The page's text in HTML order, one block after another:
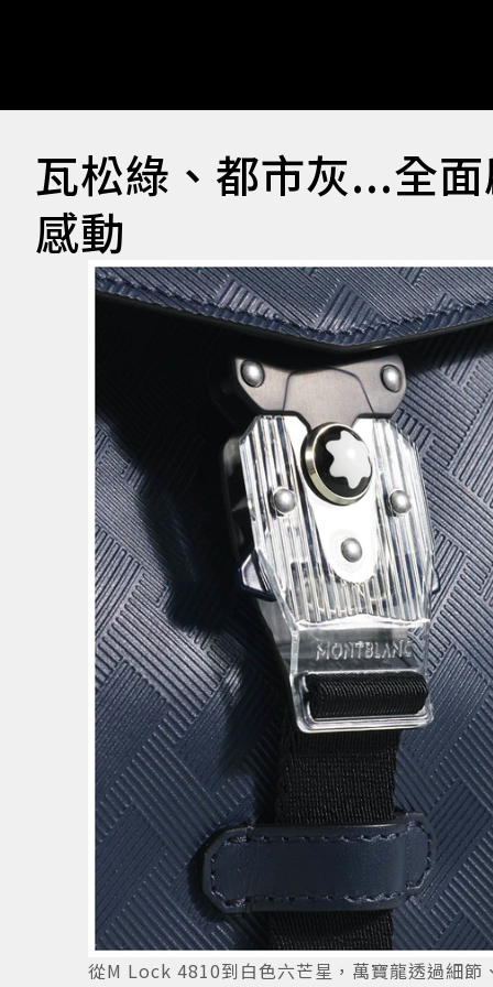
瓦松綠、都市灰...全
感動
從M Lock 4810到白色六芒星，萬寶龍透過細節